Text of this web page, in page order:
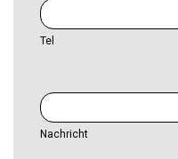
Tel
Nachricht